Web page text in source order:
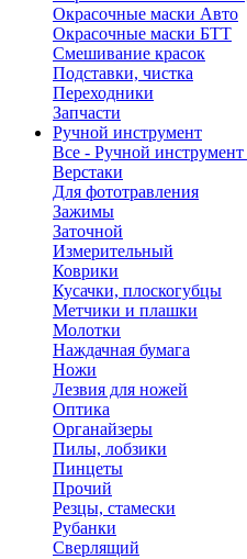
Окрасочные маски Авто
Окрасочные маски БТТ
Смешивание красок
Подставки, чистка
Переходники
Запчасти
Ручной инструмент
Все - Ручной инструмент
Верстаки
Для фототравления
Зажимы
Заточной
Измерительный
Коврики
Кусачки, плоскогубцы
Метчики и плашки
Молотки
Наждачная бумага
Ножи
Лезвия для ножей
Оптика
Органайзеры
Пилы, лобзики
Пинцеты
Прочий
Резцы, стамески
Рубанки
Сверлящий